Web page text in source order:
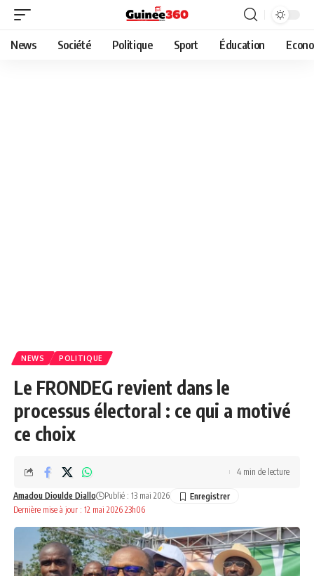
News Société Politique Sport Éducation
NEWS POLITIQUE
Le FRONDEG revient dans le
processus électoral : ce qui a motivé
ce choix
Dernière mise à jour : 12 mai 2026 23h06
Amadou Dioulde Diallo Publié : 13 mai 2026
4 min de lecture